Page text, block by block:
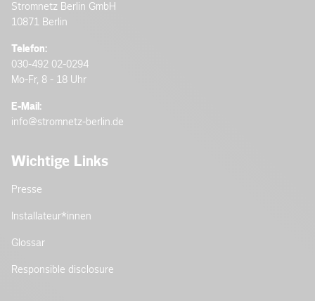
Stromnetz Berlin GmbH
10871 Berlin
Telefon:
030-492 02-0294
Mo-Fr, 8 - 18 Uhr
E-Mail:
info@stromnetz-berlin.de
Wichtige Links
Presse
Installateur­*innen
Glossar
Responsible disclosure